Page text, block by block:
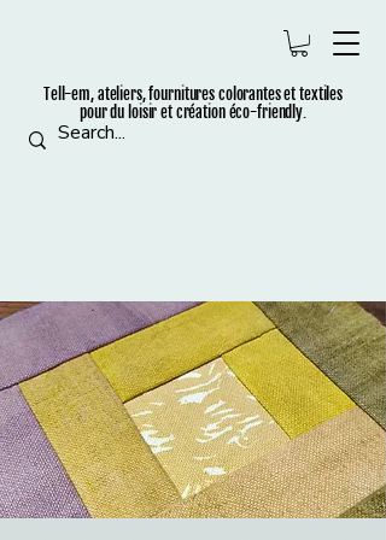
Tell-em, ateliers, fournitures colorantes et textiles
pour du loisir et création éco-friendly.